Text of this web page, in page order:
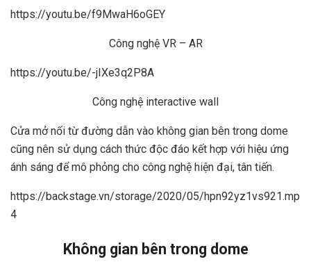
https://youtu.be/f9MwaH6oGEY
Công nghệ VR – AR
https://youtu.be/-jIXe3q2P8A
Công nghệ interactive wall
Cửa mở nối từ đường dẫn vào không gian bên trong dome
cũng nên sử dụng cách thức độc đáo kết hợp với hiệu ứng
ánh sáng để mô phỏng cho công nghệ hiện đại, tân tiến.
https://backstage.vn/storage/2020/05/hpn92yz1vs921.mp
4
Không gian bên trong dome